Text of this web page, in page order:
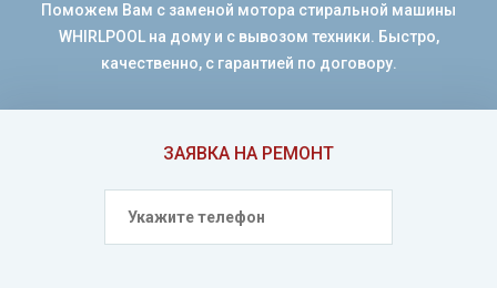
ЗАЯВКА НА РЕМОНТ
Поможем Вам с заменой мотора стиральной машины
WHIRLPOOL на дому и с вывозом техники. Быстро,
качественно, с гарантией по договору.